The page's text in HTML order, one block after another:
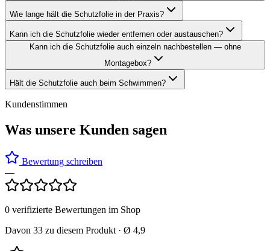
Wie lange hält die Schutzfolie in der Praxis?
Kann ich die Schutzfolie wieder entfernen oder austauschen?
Kann ich die Schutzfolie auch einzeln nachbestellen — ohne
Montagebox?
Hält die Schutzfolie auch beim Schwimmen?
Kundenstimmen
Was unsere Kunden sagen
Bewertung schreiben
—
0 verifizierte Bewertungen im Shop
Davon 33 zu diesem Produkt · Ø 4,9